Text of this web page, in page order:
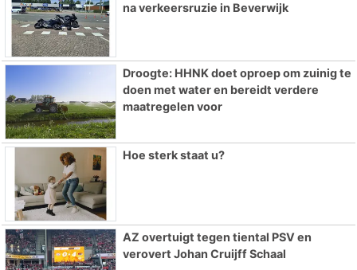
na verkeersruzie in Beverwijk
Droogte: HHNK doet oproep om zuinig te
doen met water en bereidt verdere
maatregelen voor
Hoe sterk staat u?
AZ overtuigt tegen tiental PSV en
verovert Johan Cruijff Schaal